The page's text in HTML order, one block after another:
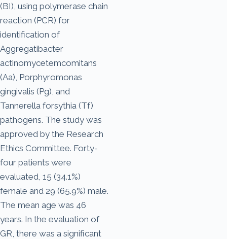
(BI), using polymerase chain
reaction (PCR) for
identification of
Aggregatibacter
actinomycetemcomitans
(Aa), Porphyromonas
gingivalis (Pg), and
Tannerella forsythia (Tf)
pathogens. The study was
approved by the Research
Ethics Committee. Forty-
four patients were
evaluated, 15 (34.1%)
female and 29 (65.9%) male.
The mean age was 46
years. In the evaluation of
GR, there was a significant